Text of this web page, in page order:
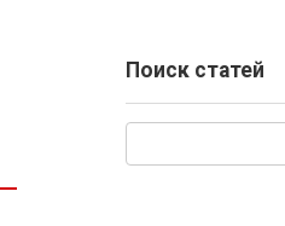
Поиск статей